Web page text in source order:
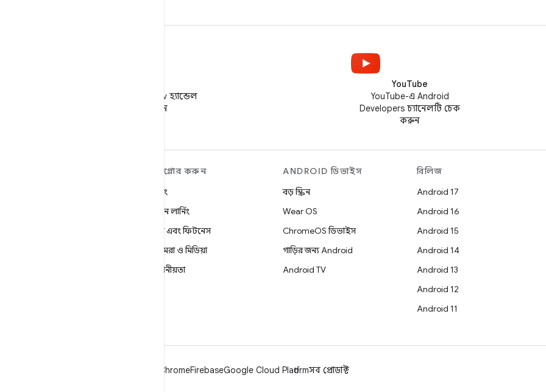
X-এ @AndroidDev হ্যান্ডেল
ফলো করুন
YouTube
YouTube-এ Android
Developers চ্যানেলটি চেক
করুন
এক্সপ্লোর করুন
গেমিং
মেশিন লার্নিং
স্বাস্থ্য এবং ফিটনেস
ক্যামেরা ও মিডিয়া
গোপনীয়তা
ANDROID ডিভাইস
বড় স্ক্রিন
Wear OS
ChromeOS ডিভাইস
গাড়ির জন্য Android
Android TV
রিলিজ
Android 17
Android 16
Android 15
Android 14
Android 13
Android 12
Android 11
ChromeFirebaseGoogle Cloud Platformসব প্রোডাক্ট